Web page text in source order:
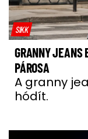
SIKK
GRANNY JEANS
PÁROSA
A granny
hódít.